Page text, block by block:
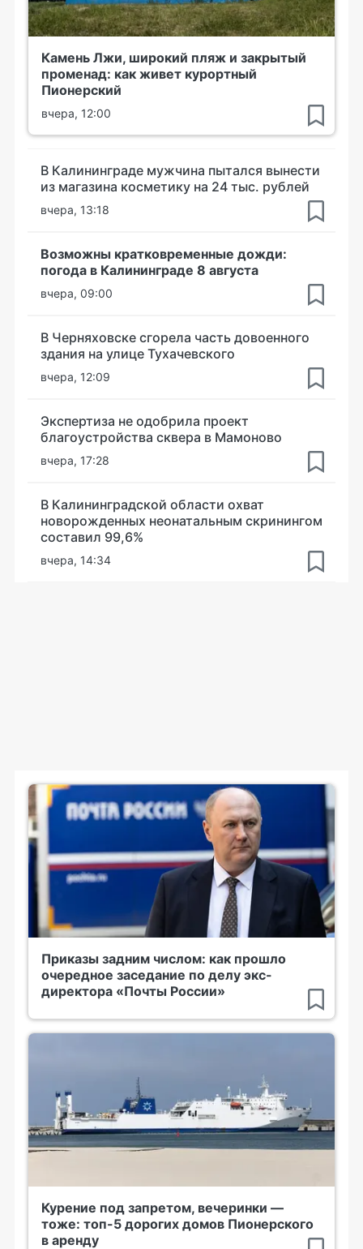
Камень Лжи, широкий пляж и закрытый
променад: как живет курортный
Пионерский
вчера, 12:00
В Калининграде мужчина пытался вынести
из магазина косметику на 24 тыс. рублей
вчера, 13:18
Возможны кратковременные дожди:
погода в Калининграде 8 августа
вчера, 09:00
В Черняховске сгорела часть довоенного
здания на улице Тухачевского
вчера, 12:09
Экспертиза не одобрила проект
благоустройства сквера в Мамоново
вчера, 17:28
В Калининградской области охват
новорожденных неонатальным скринингом
составил 99,6%
вчера, 14:34
Приказы задним числом: как прошло
очередное заседание по делу экс-
директора «Почты России»
Курение под запретом, вечеринки —
тоже: топ-5 дорогих домов Пионерского
в аренду